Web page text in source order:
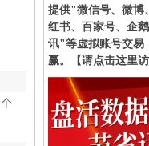
提供"微信号、微博
红书、百家号、企
讯"等虚拟账号交易
赢。【请点击这里访